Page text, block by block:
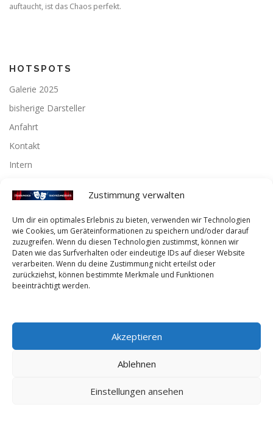
Zustimmung verwalten
Um dir ein optimales Erlebnis zu bieten, verwenden wir Technologien
wie Cookies, um Geräteinformationen zu speichern und/oder darauf
zuzugreifen. Wenn du diesen Technologien zustimmst, können wir
Daten wie das Surfverhalten oder eindeutige IDs auf dieser Website
verarbeiten. Wenn du deine Zustimmung nicht erteilst oder
zurückziehst, können bestimmte Merkmale und Funktionen
beeinträchtigt werden.
Akzeptieren
Ablehnen
Einstellungen ansehen
auftaucht, ist das Chaos perfekt.
HOTSPOTS
Galerie 2025
bisherige Darsteller
Anfahrt
Kontakt
Intern
Instagram
Facebook
Copyright © 2026 Theaterverein Groß-Schweinbarth
Theme von FameThemes